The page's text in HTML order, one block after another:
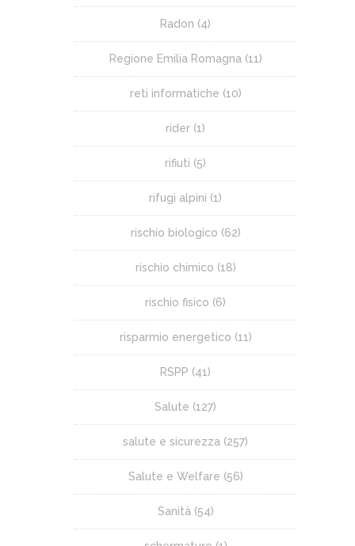
Radon (4)
Regione Emilia Romagna (11)
reti informatiche (10)
rider (1)
rifiuti (5)
rifugi alpini (1)
rischio biologico (62)
rischio chimico (18)
rischio fisico (6)
risparmio energetico (11)
RSPP (41)
Salute (127)
salute e sicurezza (257)
Salute e Welfare (56)
Sanità (54)